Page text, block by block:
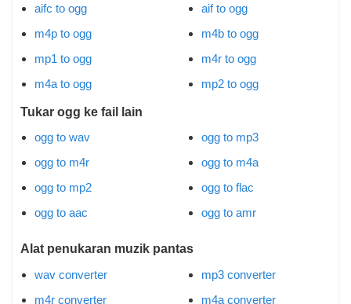
aifc to ogg
m4p to ogg
mp1 to ogg
m4a to ogg
aif to ogg
m4b to ogg
m4r to ogg
mp2 to ogg
Tukar ogg ke fail lain
ogg to wav
ogg to m4r
ogg to mp2
ogg to aac
ogg to mp3
ogg to m4a
ogg to flac
ogg to amr
Alat penukaran muzik pantas
wav converter
m4r converter
mp3 converter
m4a converter